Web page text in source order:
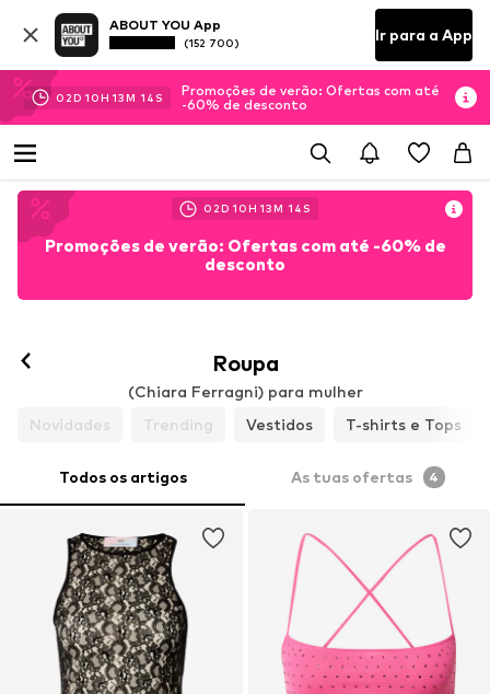
ABOUT YOU App
(152 700) Ir para a App
02D 10H 13M 13 S
Promoções de verão: Ofertas com até
-60% de desconto
02D 10H 13M 13 S
Promoções de verão: Ofertas com até -60% de
desconto
Roupa
(Chiara Ferragni) para mulher
Novidades
Trending Vestidos T-shirts e Tops
Todos os artigos As tuas ofertas 4